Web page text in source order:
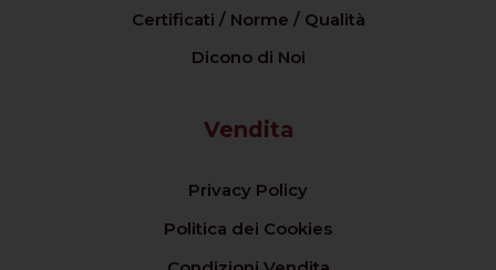
Certificati / Norme / Qualità
Dicono di Noi
Vendita
Privacy Policy
Politica dei Cookies